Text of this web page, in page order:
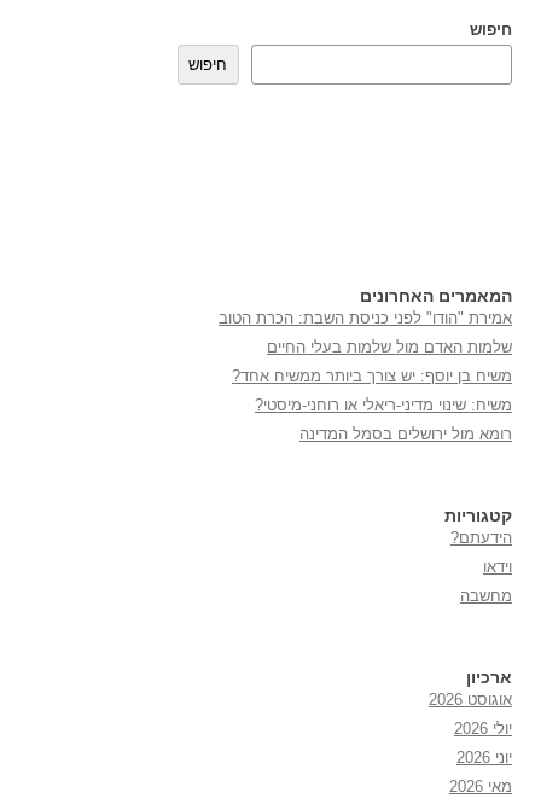
חיפוש
חיפוש
המאמרים האחרונים
אמירת "הודו" לפני כניסת השבת: הכרת הטוב
שלמות האדם מול שלמות בעלי החיים
משיח בן יוסף: יש צורך ביותר ממשיח אחד?
משיח: שינוי מדיני-ריאלי או רוחני-מיסטי?
רומא מול ירושלים בסמל המדינה
קטגוריות
הידעתם?
וידאו
מחשבה
ארכיון
אוגוסט 2026
יולי 2026
יוני 2026
מאי 2026